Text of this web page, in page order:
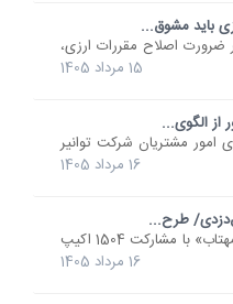
باید مشوق...
ضرورت اصلاح مقررات ارزی،
15 مرداد 1405
از الگوی...
امور مشتریان شرکت توانیر
16 مرداد 1405
طرح...
شانزدهمین مانور سراسری «طرح ملی مهتاب» با مشارکت 1504 اکیپ
16 مرداد 1405